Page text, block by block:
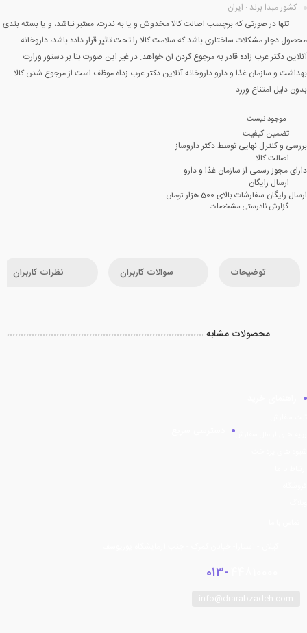
کشور مبدا برند : ایران
تنها در صورتی که برچسب اصالت کالا مخدوش و یا به ندرت، معتبر نباشد، و یا بسته بندی
محصول دچار مشکلات ساختاری باشد که سلامت کالا را تحت تاثیر قرار داده باشد، داروخانه
آنلاین دکتر عرب زاده قادر به مرجوع کردن آن خواهد. در غیر این صورت بنا بر دستور وزارت
بهداشت و سازمان غذا و دارو داروخانه آنلاین دکتر عرب زداه موظف است از مرجوع شدن کالا
بدون دلیل امتناع ورزد.
موجود نیست
تضمین کیفیت
بررسی و کنترل نهایی توسط دکتر داروساز
اصالت کالا
دارای مجوز رسمی از سازمان غذا و دارو
ارسال رایگان
ارسال رایگان سفارشات بالای 500 هزار تومان
گزارش نادرستی مشخصات
توضیحات سوالات کاربران نظرات کاربران
محصولات مشابه
013-
info@drarabzadeh.com